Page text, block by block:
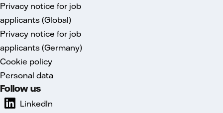
Privacy notice for job
applicants (Global)
Privacy notice for job
applicants (Germany)
Cookie policy
Personal data
Follow us
LinkedIn